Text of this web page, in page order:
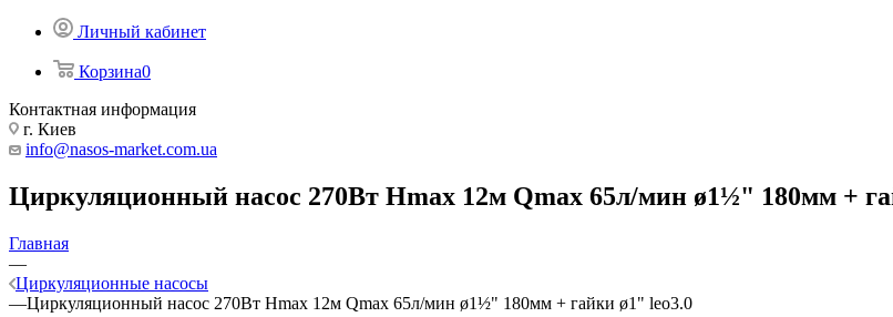
Личный кабинет
Корзина0
Контактная информация
г. Киев
info@nasos-market.com.ua
Циркуляционный насос 270Вт Hmax 12м Qmax 65л/мин ø1½" 180мм +
Главная
—
Циркуляционные насосы
—Циркуляционный насос 270Вт Hmax 12м Qmax 65л/мин ø1½" 180мм + гайки ø1" leo3.0